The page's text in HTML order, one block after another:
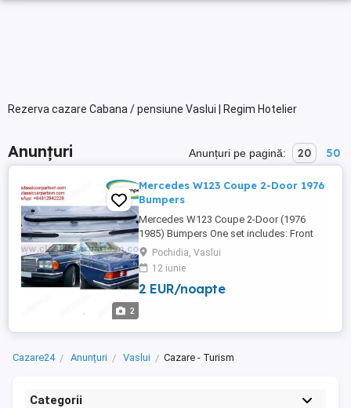
Rezerva cazare Cabana / pensiune Vaslui | Regim Hotelier
Anunțuri Anunțuri pe pagină: 20 50
2
Mercedes W123 Coupe 2-Door 1976
Bumpers
Mercedes W123 Coupe 2-Door (1976
1985) Bumpers One set includes: Front
bumper in 5 parts, rear bumper in 5 parts,
rubber trims for front and rear bumper,
bolts and screws. The product has shape
and size like the original samples. So,
Pochidia, Vaslui
12 iunie
2 EUR/noapte
Cazare24 Anunțuri Vaslui Cazare - Turism
Categorii